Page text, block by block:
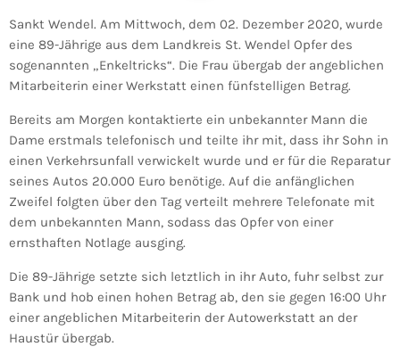
Sankt Wendel. Am Mittwoch, dem 02. Dezember 2020, wurde
eine 89-Jährige aus dem Landkreis St. Wendel Opfer des
sogenannten „Enkeltricks“. Die Frau übergab der angeblichen
Mitarbeiterin einer Werkstatt einen fünfstelligen Betrag.
Bereits am Morgen kontaktierte ein unbekannter Mann die
Dame erstmals telefonisch und teilte ihr mit, dass ihr Sohn in
einen Verkehrsunfall verwickelt wurde und er für die Reparatur
seines Autos 20.000 Euro benötige. Auf die anfänglichen
Zweifel folgten über den Tag verteilt mehrere Telefonate mit
dem unbekannten Mann, sodass das Opfer von einer
ernsthaften Notlage ausging.
Die 89-Jährige setzte sich letztlich in ihr Auto, fuhr selbst zur
Bank und hob einen hohen Betrag ab, den sie gegen 16:00 Uhr
einer angeblichen Mitarbeiterin der Autowerkstatt an der
Haustür übergab.